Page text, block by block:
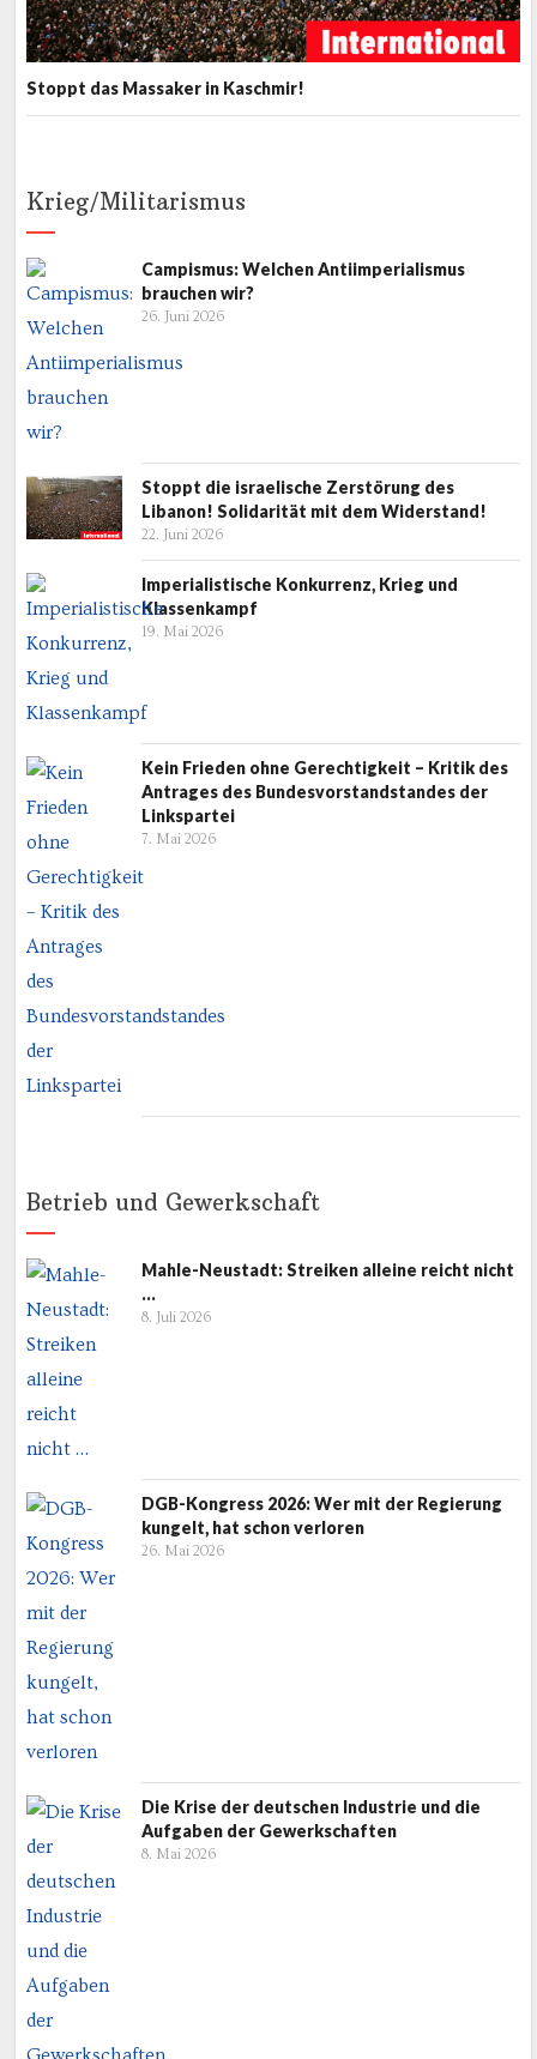
Stoppt das Massaker in Kaschmir!
Krieg/Militarismus
Campismus: Welchen Antiimperialismus
brauchen wir?
26. Juni 2026
Stoppt die israelische Zerstörung des
Libanon! Solidarität mit dem Widerstand!
22. Juni 2026
Imperialistische Konkurrenz, Krieg und
Klassenkampf
19. Mai 2026
Kein Frieden ohne Gerechtigkeit – Kritik des
Antrages des Bundesvorstandstandes der
Linkspartei
7. Mai 2026
Betrieb und Gewerkschaft
Mahle-Neustadt: Streiken alleine reicht nicht
…
8. Juli 2026
DGB-Kongress 2026: Wer mit der Regierung
kungelt, hat schon verloren
26. Mai 2026
Die Krise der deutschen Industrie und die
Aufgaben der Gewerkschaften
8. Mai 2026